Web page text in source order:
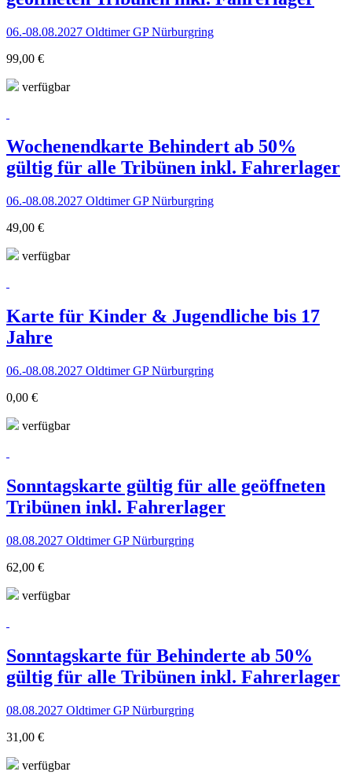
06.-08.08.2027 Oldtimer GP Nürburgring
99,00 €
verfügbar
Wochenendkarte Behindert ab 50%
gültig für alle Tribünen inkl. Fahrerlager
06.-08.08.2027 Oldtimer GP Nürburgring
49,00 €
verfügbar
Karte für Kinder & Jugendliche bis 17
Jahre
06.-08.08.2027 Oldtimer GP Nürburgring
0,00 €
verfügbar
Sonntagskarte gültig für alle geöffneten
Tribünen inkl. Fahrerlager
08.08.2027 Oldtimer GP Nürburgring
62,00 €
verfügbar
Sonntagskarte für Behinderte ab 50%
gültig für alle Tribünen inkl. Fahrerlager
08.08.2027 Oldtimer GP Nürburgring
31,00 €
verfügbar